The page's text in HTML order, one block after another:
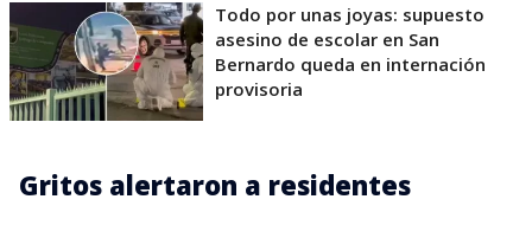
Todo por unas joyas: supuesto
asesino de escolar en San
Bernardo queda en internación
provisoria
Gritos alertaron a residentes